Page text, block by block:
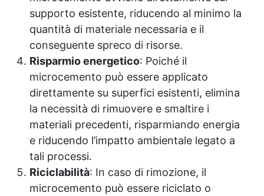
supporto esistente, riducendo al minimo la
quantità di materiale necessaria e il
conseguente spreco di risorse.
Risparmio energetico: Poiché il
microcemento può essere applicato
direttamente su superfici esistenti, elimina
la necessità di rimuovere e smaltire i
materiali precedenti, risparmiando energia
e riducendo l’impatto ambientale legato a
tali processi.
Riciclabilità: In caso di rimozione, il
microcemento può essere riciclato o